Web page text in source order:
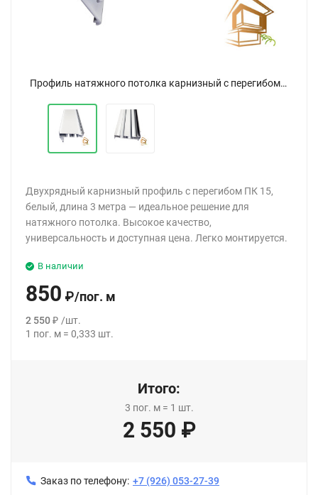
Профиль натяжного потолка карнизный с перегибом ПК 15 белый двухрядный - 3 метра
Двухрядный карнизный профиль с перегибом ПК 15,
белый, длина 3 метра — идеальное решение для
натяжного потолка. Высокое качество,
универсальность и доступная цена. Легко монтируется.
В наличии
850 ₽/пог. м
2 550₽ /шт.
1 пог. м = 0,333 шт.
Итого:
3 пог. м= 1 шт.
2 550 ₽
Заказ по телефону: +7 (926) 053-27-39